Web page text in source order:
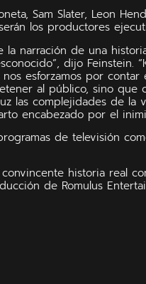
Sam Slater, Leon
los productores
la narración de una
dijo Feinstein.
esforzamos por contar
al público, sino que
las complejidades de la
encabezado por el
de televisión
historia real
de Romulus